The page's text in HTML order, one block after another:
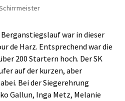
war in dieser
de Harz. Entsprechend war die
200 Startern hoch. Der SK
auf der kurzen, aber
Bei der Siegerehrung
Gallun, Inga Metz, Melanie